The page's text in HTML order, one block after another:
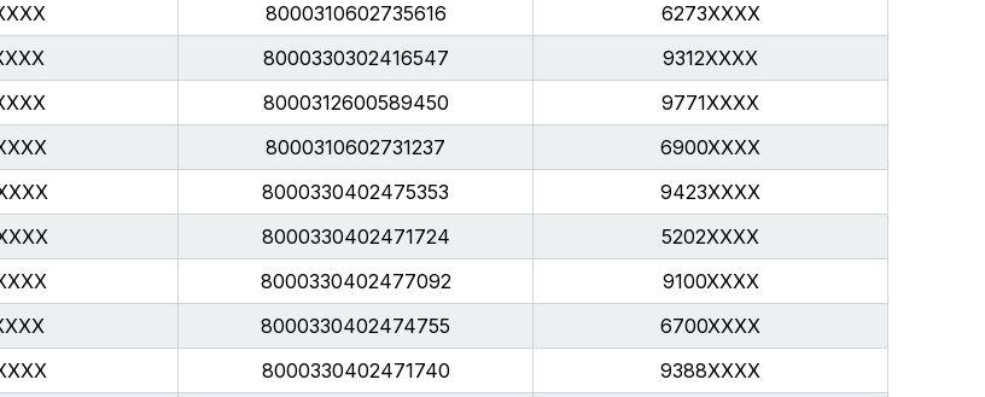
8000310602735616
6273XXXX
8000330302416547
9312XXXX
8000312600589450
9771XXXX
8000310602731237
6900XXXX
8000330402475353
9423XXXX
8000330402471724
5202XXXX
8000330402477092
9100XXXX
8000330402474755
6700XXXX
8000330402471740
9388XXXX